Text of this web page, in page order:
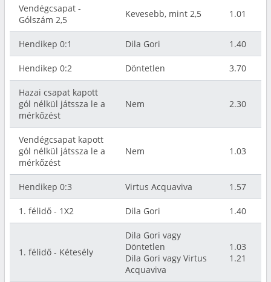
Vendégcsapat -
Gólszám 2,5
Kevesebb, mint 2,5 1.01
Hendikep 0:1 Dila Gori 1.40
Hendikep 0:2 Döntetlen 3.70
Hazai csapat kapott
gól nélkül játssza le a
mérkőzést
Nem 2.30
Vendégcsapat kapott
gól nélkül játssza le a
mérkőzést
Nem 1.03
Hendikep 0:3 Virtus Acquaviva 1.57
1. félidő - 1X2 Dila Gori 1.40
1. félidő - Kétesély
Dila Gori vagy
Döntetlen
Dila Gori vagy Virtus
Acquaviva
1.03
1.21